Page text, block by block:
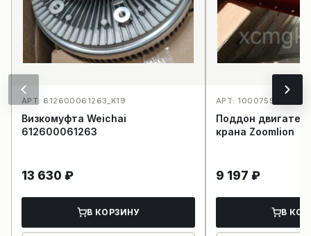
АРТ: 612600061263_K19
Визкомуфта Weichai
612600061263
13 630 ₽
В КОРЗИНУ
АРТ:
Поддон
крана Zoomlion
9 197 ₽
В